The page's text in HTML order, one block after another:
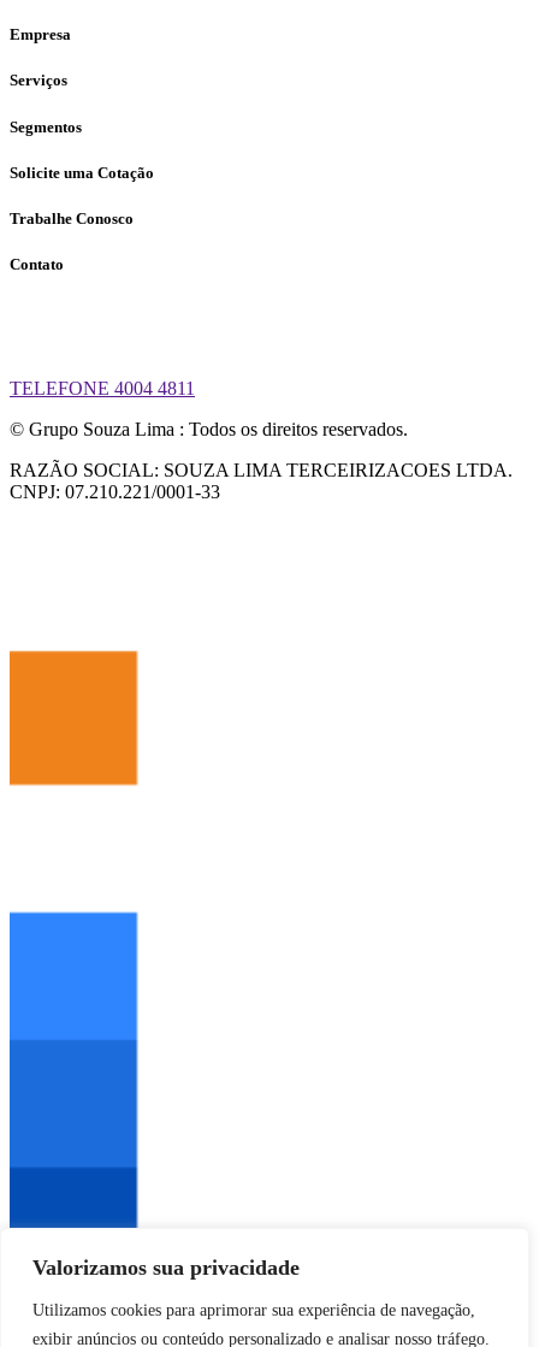
Valorizamos sua privacidade
Utilizamos cookies para aprimorar sua experiência de navegação,
exibir anúncios ou conteúdo personalizado e analisar nosso tráfego.
Empresa
Serviços
Segmentos
Solicite uma Cotação
Trabalhe Conosco
Contato
TELEFONE 4004 4811
© Grupo Souza Lima : Todos os direitos reservados.
RAZÃO SOCIAL: SOUZA LIMA TERCEIRIZACOES LTDA.
CNPJ: 07.210.221/0001-33